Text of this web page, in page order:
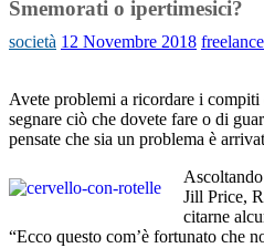
Smemorati o ipertimesici?
società 12 Novembre 2018 freelance
Avete problemi a ricordare i
segnare ciò che dovete fare o di
pensate che sia un problema è
Jill Price,
citarne
“Ecco questo com’è fortunato che